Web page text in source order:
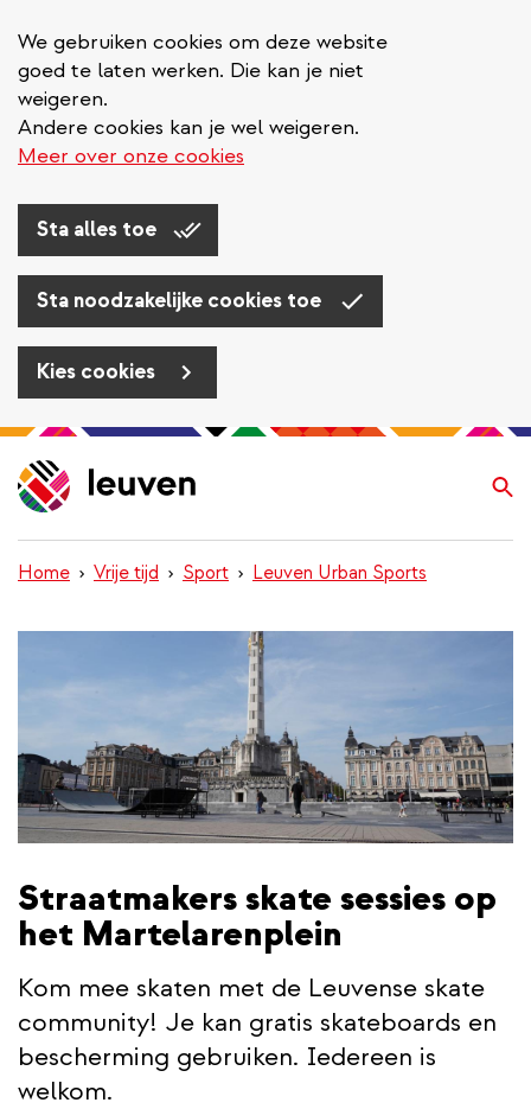
We gebruiken cookies om deze website
goed te laten werken. Die kan je niet
weigeren.
Andere cookies kan je wel weigeren.
Meer over onze cookies
Sta alles toe
Sta noodzakelijke cookies toe
Kies cookies
Overslaan
en
naar
inhoud
gaan
Home Vrije tijd Sport Leuven Urban Sports
Straatmakers skate sessies op
het Martelarenplein
Kom mee skaten met de Leuvense skate
community! Je kan gratis skateboards en
bescherming gebruiken. Iedereen is
welkom.